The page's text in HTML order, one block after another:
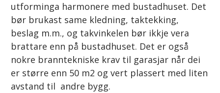
utforminga harmonere med bustadhuset. Det
bør brukast same kledning, taktekking,
beslag m.m., og takvinkelen bør ikkje vera
brattare enn på bustadhuset. Det er også
nokre branntekniske krav til garasjar når dei
er større enn 50 m2 og vert plassert med liten
avstand til andre bygg.